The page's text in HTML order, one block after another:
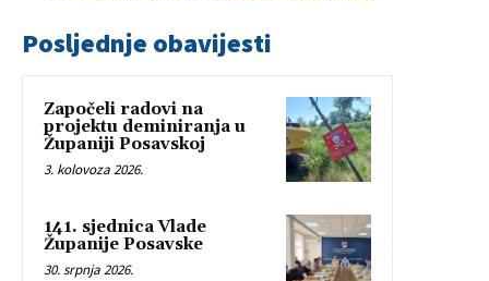
Posljednje obavijesti
Započeli radovi na
projektu deminiranja u
Županiji Posavskoj
3. kolovoza 2026.
141. sjednica Vlade
Županije Posavske
30. srpnja 2026.